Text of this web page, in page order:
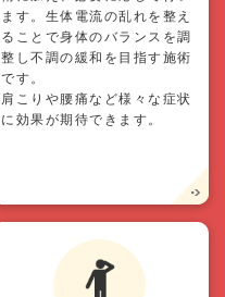
ます。生体電流の乱れを整え
ることで身体のバランスを調
整し不調の緩和を目指す施術
です。
肩こりや腰痛など様々な症状
に効果が期待できます。